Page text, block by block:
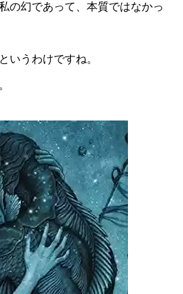
の幻であって、本質ではなかっ
いうわけですね。